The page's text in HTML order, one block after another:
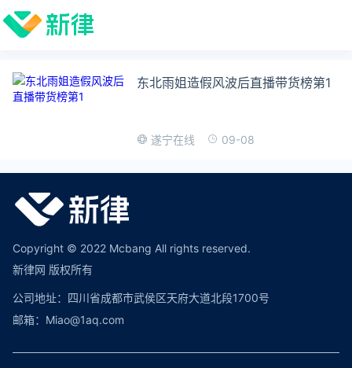
东北雨姐造假风波后直播带货榜第1
遂宁在线 09-08
Copyright © 2022 Mcbang All rights reserved.
新律网 版权所有
公司地址：四川省成都市武侯区天府大道北段1700号
邮箱：Miao@1aq.com